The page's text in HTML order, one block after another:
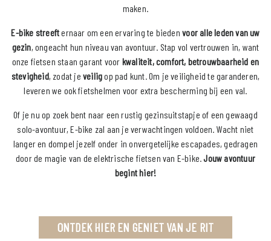
maken.
E-bike streefternaar om een ervaring te biedenvoor alle leden van uw
gezin, ongeacht hun niveau van avontuur. Stap vol vertrouwen in, want
onze fietsen staan garant voor kwaliteit, comfort, betrouwbaarheid en
stevigheid, zodat je veiligop pad kunt. Om je veiligheid te garanderen,
leveren we ook fietshelmen voor extra bescherming bij een val.
Of je nu op zoek bent naar een rustig gezinsuitstapje of een gewaagd
solo-avontuur, E-bike zal aan je verwachtingen voldoen. Wacht niet
langer en dompel jezelf onder in onvergetelijke escapades, gedragen
door de magie van de elektrische fietsen van E-bike.Jouw avontuur
begint hier!
ONTDEK HIER EN GENIET VAN JE RIT